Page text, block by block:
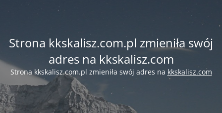
Strona kkskalisz.com.pl zmieniła swój
adres na kkskalisz.com
Strona kkskalisz.com.pl zmieniła swój adres na kkskalisz.com